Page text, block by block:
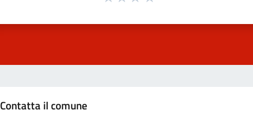
Contatta il comune